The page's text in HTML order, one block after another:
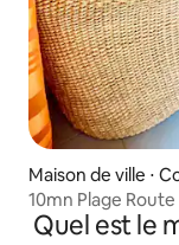
Maison de ville ⋅
Quel est le